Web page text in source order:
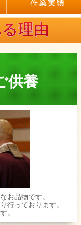
理由
供養
お品物です。
行っております。
。